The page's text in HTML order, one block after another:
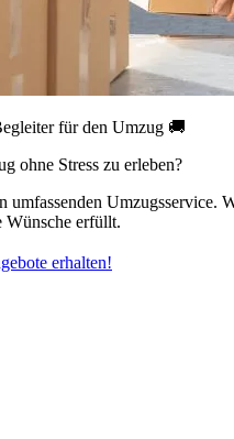
für den Umzug 🚚
ohne Stress zu erleben?
umfassenden
Wünsche erfüllt.
erhalten!